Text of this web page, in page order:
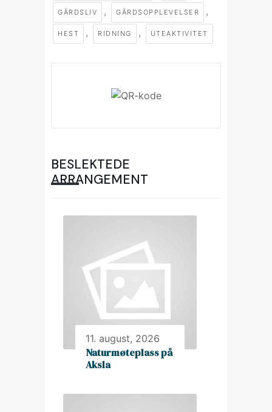
GÅRDSLIV , GÅRDSOPPLEVELSER ,
HEST , RIDNING , UTEAKTIVITET
BESLEKTEDE
ARRANGEMENT
11. august, 2026
Naturmøteplass på
Aksla